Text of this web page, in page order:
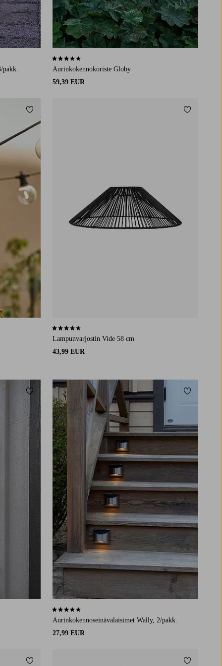
pakk.
Aurinkokennokoriste Globy
59,39 EUR
3,0 perustuen 1 arvosanaan
Lisää suosikkeihin
Lampunvarjostin Vide 58 cm
43,99 EUR
4,7 perustuen 3 arvosanaan
Lisää
Lisää suosikkeihin
Aurinkokennoseinävalaisimet Wally, 2/pakk.
27,99 EUR
3,6 perustuen 24 arvosanaan
Lisää
Lisää suosikkeihin Lisää